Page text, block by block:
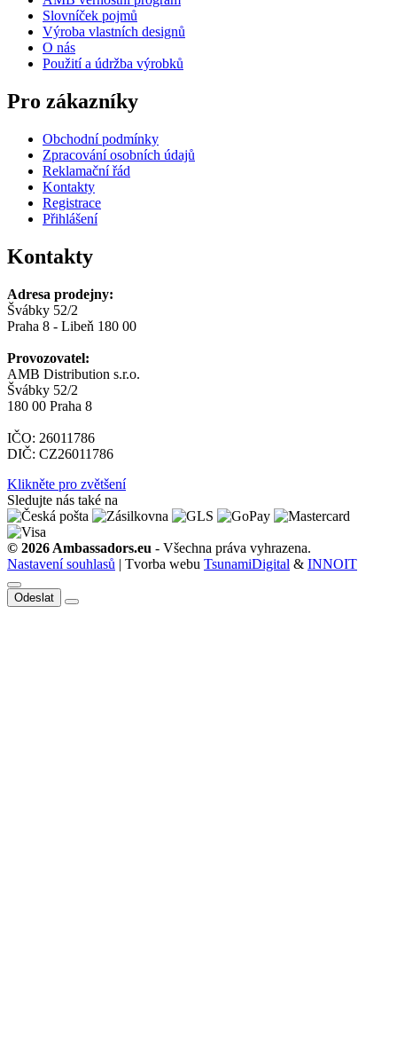
Slovníček pojmů
Výroba vlastních designů
O nás
Použití a údržba výrobků
Pro zákazníky
Obchodní podmínky
Zpracování osobních údajů
Reklamační řád
Kontakty
Registrace
Přihlášení
Kontakty
Adresa prodejny:
Švábky 52/2
Praha 8 - Libeň 180 00
Provozovatel:
AMB Distribution s.r.o.
Švábky 52/2
180 00 Praha 8
IČO: 26011786
DIČ: CZ26011786
Klikněte pro zvětšení
Sledujte nás také na
© 2026 Ambassadors.eu - Všechna práva vyhrazena.
Nastavení souhlasů | Tvorba webu TsunamiDigital & INNOIT
Odeslat